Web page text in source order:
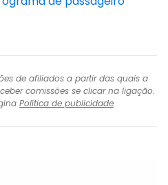
de afiliados a partir das quais a
comissões se clicar na ligação.
Política de publicidade.